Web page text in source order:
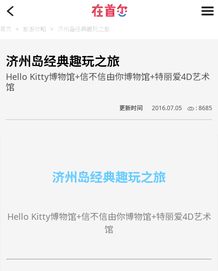
首页 > 旅游攻略 > 济州岛经典趣玩之旅
济州岛经典趣玩之旅
Hello Kitty博物馆+信不信由你博物馆+特丽爱4D艺术
馆
更新时间 2016.07.05 : 8685
济州岛经典趣玩之旅
Hello Kitty博物馆+信不信由你博物馆+特丽爱4D艺术
馆